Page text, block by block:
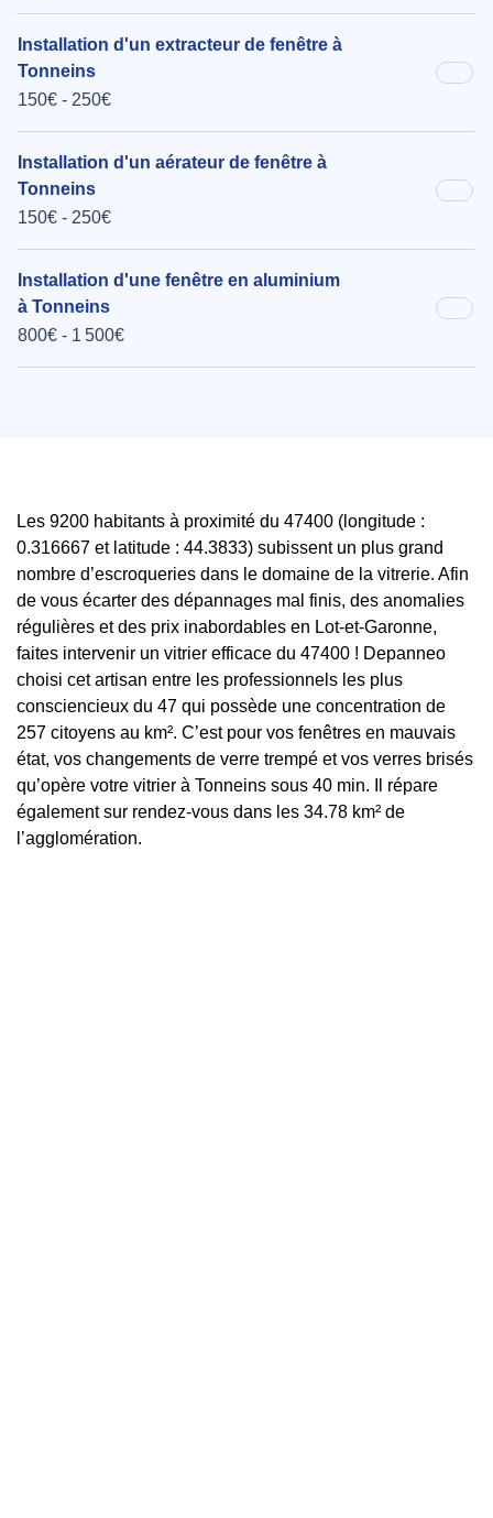
Installation d'un extracteur de fenêtre à
Tonneins
150€ - 250€
Installation d'un aérateur de fenêtre à
Tonneins
150€ - 250€
Installation d'une fenêtre en aluminium
à Tonneins
800€ - 1 500€
Les 9200 habitants à proximité du 47400 (longitude :
0.316667 et latitude : 44.3833) subissent un plus grand
nombre d’escroqueries dans le domaine de la vitrerie. Afin
de vous écarter des dépannages mal finis, des anomalies
régulières et des prix inabordables en Lot-et-Garonne,
faites intervenir un vitrier efficace du 47400 ! Depanneo
choisi cet artisan entre les professionnels les plus
consciencieux du 47 qui possède une concentration de
257 citoyens au km². C’est pour vos fenêtres en mauvais
état, vos changements de verre trempé et vos verres brisés
qu’opère votre vitrier à Tonneins sous 40 min. Il répare
également sur rendez-vous dans les 34.78 km² de
l’agglomération.